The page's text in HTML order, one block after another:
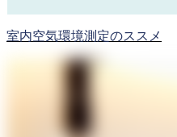
室内空気環境測定のススメ